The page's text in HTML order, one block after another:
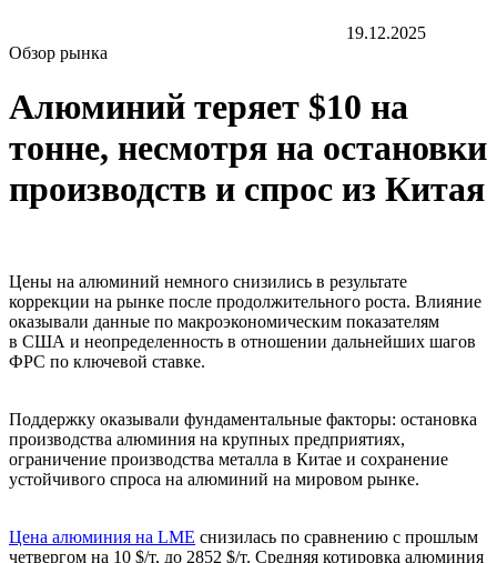
19.12.2025
Обзор рынка
Алюминий теряет $10 на
тонне, несмотря на остановки
производств и спрос из Китая
Цены на алюминий немного снизились в результате
коррекции на рынке после продолжительного роста. Влияние
оказывали данные по макроэкономическим показателям
в США и неопределенность в отношении дальнейших шагов
ФРС по ключевой ставке.
Поддержку оказывали фундаментальные факторы: остановка
производства алюминия на крупных предприятиях,
ограничение производства металла в Китае и сохранение
устойчивого спроса на алюминий на мировом рынке.
Цена алюминия на LME снизилась по сравнению с прошлым
четвергом на 10 $/т, до 2852 $/т. Средняя котировка алюминия